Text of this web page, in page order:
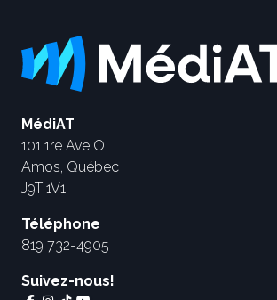
MédiAT
101 1re Ave O
Amos, Québec
J9T 1V1
Téléphone
819 732-4905
Suivez-nous!